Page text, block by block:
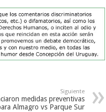
Siguiente
medidas preventivas
Almagro vs Parque Sur